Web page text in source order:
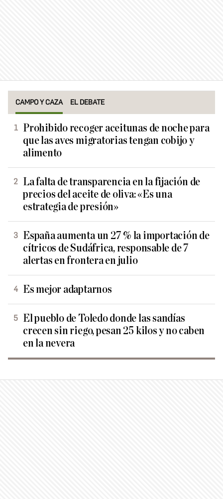
CAMPO Y CAZA EL DEBATE
Prohibido recoger aceitunas de noche para
que las aves migratorias tengan cobijo y
alimento
La falta de transparencia en la fijación de
precios del aceite de oliva: «Es una
estrategia de presión»
España aumenta un 27 % la importación de
cítricos de Sudáfrica, responsable de 7
alertas en frontera en julio
Es mejor adaptarnos
El pueblo de Toledo donde las sandías
crecen sin riego, pesan 25 kilos y no caben
en la nevera